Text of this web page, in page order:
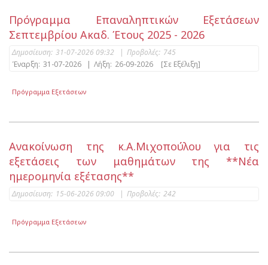
Πρόγραμμα Επαναληπτικών Εξετάσεων
Σεπτεμβρίου Ακαδ. Έτους 2025 - 2026
Δημοσίευση: 31-07-2026 09:32 | Προβολές: 745
Έναρξη: 31-07-2026 | Λήξη: 26-09-2026 [Σε Εξέλιξη]
Πρόγραμμα Εξετάσεων
Ανακοίνωση της κ.Α.Μιχοπούλου για τις
εξετάσεις των μαθημάτων της **Νέα
ημερομηνία εξέτασης**
Δημοσίευση: 15-06-2026 09:00 | Προβολές: 242
Πρόγραμμα Εξετάσεων